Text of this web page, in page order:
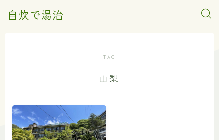
自炊で湯治
TAG
山梨